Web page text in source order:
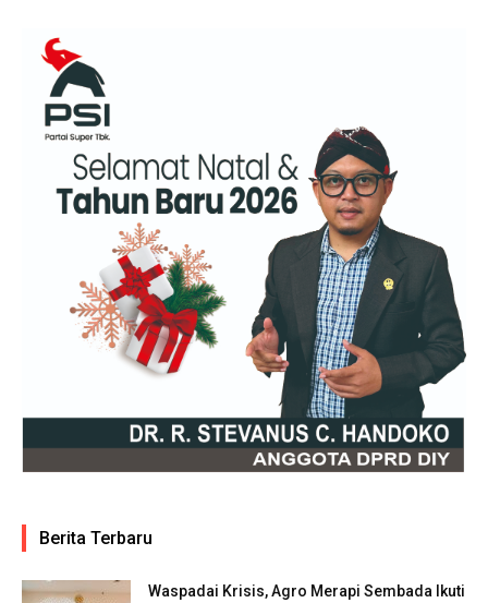
Berita Terbaru
Waspadai Krisis, Agro Merapi Sembada Ikuti